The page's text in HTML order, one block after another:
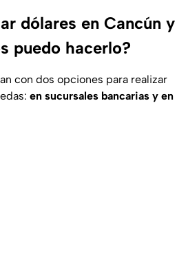
dólares en Cancún y
puedo hacerlo?
con dos opciones para realizar
en sucursales bancarias y en